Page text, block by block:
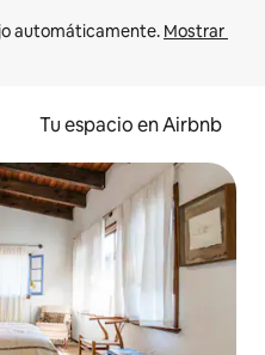
automáticamente. Mostrar
Tu espacio en Airbnb